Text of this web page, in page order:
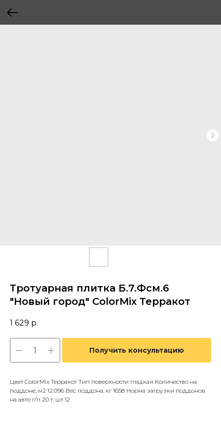
Тротуарная плитка Б.7.Фсм.6
"Новый город" ColorMix Терракот
1 629 р.
Получить консультацию
Цвет ColorMix Терракот Тип поверхности гладкая Количество на
поддоне, м2 12.096 Вес поддона, кг 1658 Норма загрузки поддонов
на авто г/п 20 т, шт 12